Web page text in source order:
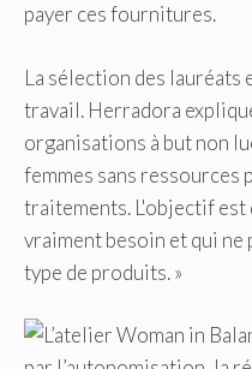
payer ces fournitures.
La sélection des lauréats
travail. Herradora
organisations à but non
femmes sans ressources
traitements. L'objectif
vraiment besoin et qui ne
type de produits. »